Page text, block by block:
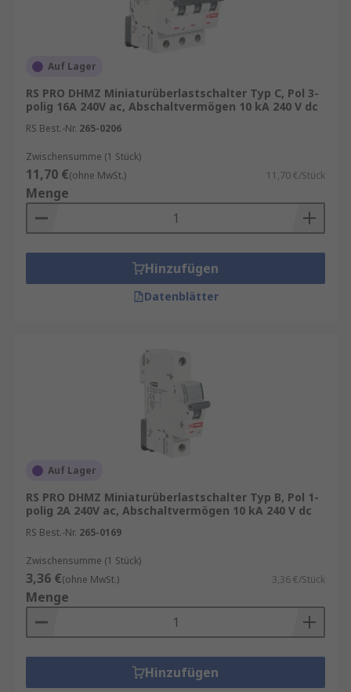
Auf Lager
RS PRO DHMZ Miniaturüberlastschalter Typ C, Pol 3-
polig 16A 240V ac, Abschaltvermögen 10 kA 240 V dc
RS Best.-Nr. 265-0206
Zwischensumme (1 Stück)
11,70 €(ohne MwSt.) 11,70 €/Stück
Menge
Hinzufügen
Datenblätter
Auf Lager
RS PRO DHMZ Miniaturüberlastschalter Typ B, Pol 1-
polig 2A 240V ac, Abschaltvermögen 10 kA 240 V dc
RS Best.-Nr. 265-0169
Zwischensumme (1 Stück)
3,36 €(ohne MwSt.) 3,36 €/Stück
Menge
Hinzufügen